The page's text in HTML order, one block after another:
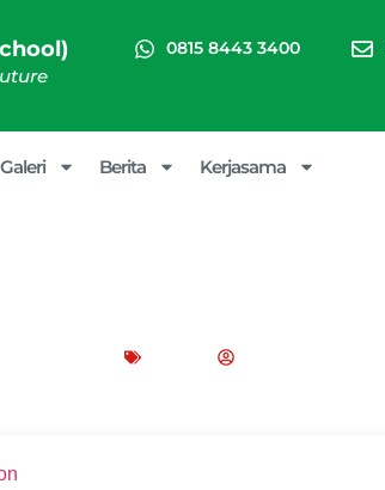
0815 8443 3400
Galeri Berita Kerjasama